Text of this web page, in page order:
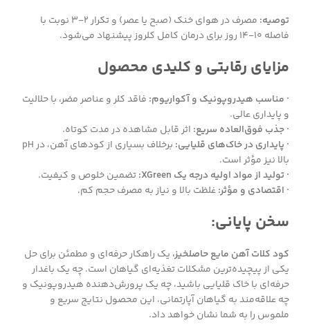
توصیه:
مصرف در هوای خنک (صبح یا عصر) و تکرار ۲-۳ نوبت با
فاصله ۱۰-۱۴ روز برای درمان کامل کلروز پیشنهاد می‌شود.
مزایای رقابتی و کلیدی محصول
· مناسب هیدروپونیک و آکواریوم: فاقد کلر و عناصر مضر، با حلالیت
و پایداری عالی.
· جذب فوق‌العاده سریع: اثر قابل مشاهده در مدت کوتاه.
· پایداری در خاک‌های قلیایی:
برخلاف بسیاری از کودهای آهن، در pH
بالا نیز مؤثر است.
· تولید از مواد اولیه درجه یک XGreen:
تضمین خلوص و کیفیت.
· اقتصادی و مؤثر:غلظت بالا و نیاز به مصرف حجم کم.
سخن پایانی:
کود کلات آهن مایع حاصلخیز، یک راهکار حرفه‌ای و مطمئن برای حل
یکی از پیچیده‌ترین مشکلات تغذیه‌ای گیاهان است. چه یک باغدار
حرفه‌ای با خاک قلیایی باشید، چه یک پرورش‌دهنده هیدروپونیک و
چه علاقه‌مند به گیاهان آپارتمانی، این محصول نتایج سریع و
ملموس را به شما نشان خواهد داد.